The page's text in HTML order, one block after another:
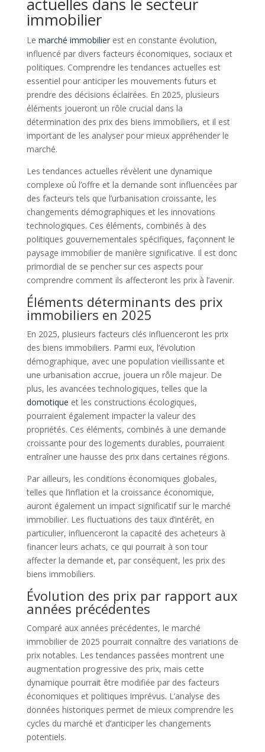
immobilier
Le marché immobilierest en constante évolution,
influencé par divers facteurs économiques, sociaux et
politiques. Comprendre les tendances actuelles est
essentiel pour anticiper les mouvements futurs et
prendre des décisions éclairées. En 2025, plusieurs
éléments joueront un rôle crucial dans la
détermination des prix des biens immobiliers, et il est
important de les analyser pour mieux appréhender le
marché.
Les tendances actuelles révèlent une dynamique
complexe où l’offre et la demande sont influencées par
des facteurs tels que l’urbanisation croissante, les
changements démographiques et les innovations
technologiques. Ces éléments, combinés à des
politiques gouvernementales spécifiques, façonnent le
paysage immobilier de manière significative. Il est donc
primordial de se pencher sur ces aspects pour
comprendre comment ils affecteront les prix à l’avenir.
Éléments déterminants des prix
immobiliers en 2025
En 2025, plusieurs facteurs clés influenceront les prix
des biens immobiliers. Parmi eux, l’évolution
démographique, avec une population vieillissante et
une urbanisation accrue, jouera un rôle majeur. De
plus, les avancées technologiques, telles que la
domotique et les constructions écologiques,
pourraient également impacter la valeur des
propriétés. Ces éléments, combinés à une demande
croissante pour des logements durables, pourraient
entraîner une hausse des prix dans certaines régions.
Par ailleurs, les conditions économiques globales,
telles que l’inflation et la croissance économique,
auront également un impact significatif sur le marché
immobilier. Les fluctuations des taux d’intérêt, en
particulier, influenceront la capacité des acheteurs à
financer leurs achats, ce qui pourrait à son tour
affecter la demande et, par conséquent, les prix des
biens immobiliers.
Évolution des prix par rapport aux
années précédentes
Comparé aux années précédentes, le marché
immobilier de 2025 pourrait connaître des variations de
prix notables. Les tendances passées montrent une
augmentation progressive des prix, mais cette
dynamique pourrait être modifiée par des facteurs
économiques et politiques imprévus. L’analyse des
données historiques permet de mieux comprendre les
cycles du marché et d’anticiper les changements
potentiels.